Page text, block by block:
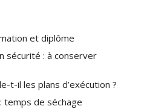
et diplôme
sécurité : à conserver
t-il les plans d’exécution ?
temps de séchage